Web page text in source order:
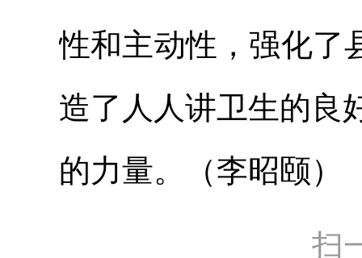
性和主动性，强化了
造了人人讲卫生的良
的力量。（李昭颐）
扫